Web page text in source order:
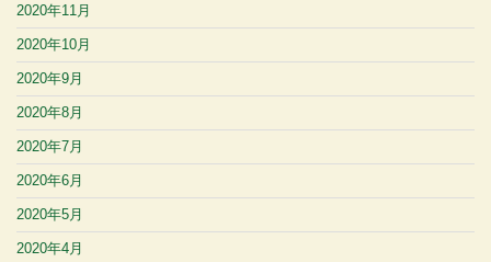
2020年11月
2020年10月
2020年9月
2020年8月
2020年7月
2020年6月
2020年5月
2020年4月